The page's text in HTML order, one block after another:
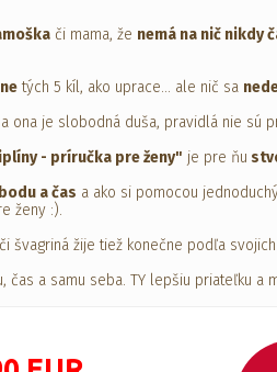
či mama, že nemá na nič nikdy
tých 5 kíl, ako uprace... ale nič sa
ona je slobodná duša, pravidlá nie sú
- príručka pre ženy" je pre ňu
a čas a ako si pomocou
ženy :).
švagriná žije tiež konečne podľa
čas a samu seba. TY lepšiu priateľku